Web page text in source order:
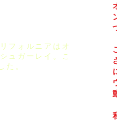
フォルニアはオ
ュガーレイ。こ
た。